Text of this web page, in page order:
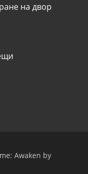
на двор
Awaken by